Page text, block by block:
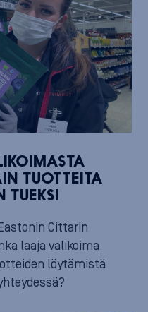
TUOTTEITA
TUEKSI
Cittarin
laaja valikoima
löytämistä